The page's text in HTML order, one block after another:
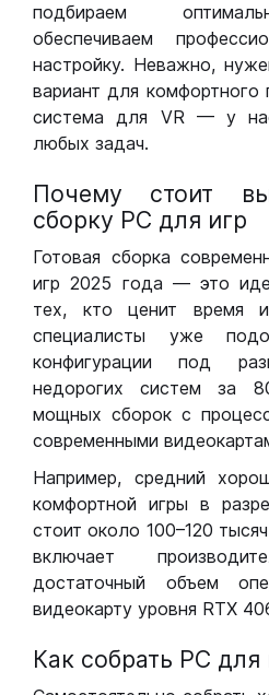
подбираем
обеспечиваем
настройку. Неважно,
вариант для комфортного
система для VR — у
любых задач.
Почему стоит
сборку РС для игр
Готовая сборка
игр 2025 года — это
тех, кто ценит время
специалисты уже
конфигурации под
недорогих систем за
мощных сборок с
современными
Например, средний
комфортной игры в
стоит около 100–120
включает
достаточный объем
видеокарту уровня RTX
Как собрать РС